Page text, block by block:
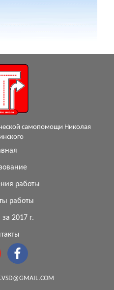
самопомощи Николая
работы
работы
2017 г.